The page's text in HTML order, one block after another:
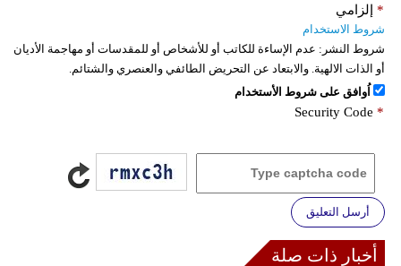
إلزامي *
شروط الاستخدام
شروط النشر: عدم الإساءة للكاتب أو للأشخاص أو للمقدسات أو مهاجمة الأديان
أو الذات الالهية. والابتعاد عن التحريض الطائفي والعنصري والشتائم.
اُوافق على شروط الأستخدام
Security Code *
أرسل التعليق
أخبار ذات صلة